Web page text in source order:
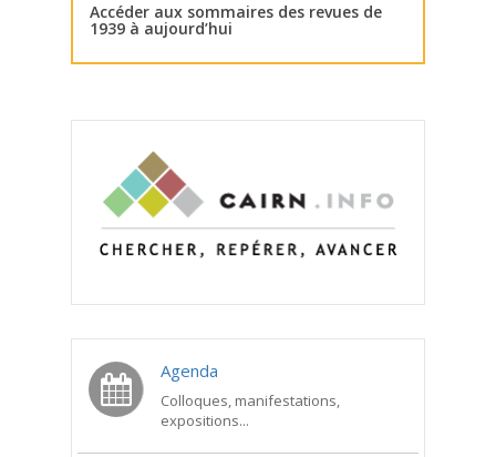
Accéder aux sommaires des revues de
1939 à aujourd’hui
Agenda
Colloques, manifestations,
expositions...